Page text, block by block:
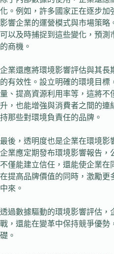
化。例如，許多國家正在逐步加
影響企業的運營模式與市場策略
可以及時捕捉到這些變化，預
的商機。
企業還應將環境影響評估與其長
的有效性。設立明確的環境目
量、提高資源利用率等，這將不
升，也能增強與消費者之間的連
持那些對環境負責任的品牌。
最後，透明度也是企業在環境影
企業應定期發布環境影響報告，
不僅能建立信任，還能使企業在
在提高品牌價值的同時，激勵更
中來。
透過數據驅動的環境影響評估，
戰，還能在變革中保持競爭優勢
礎。